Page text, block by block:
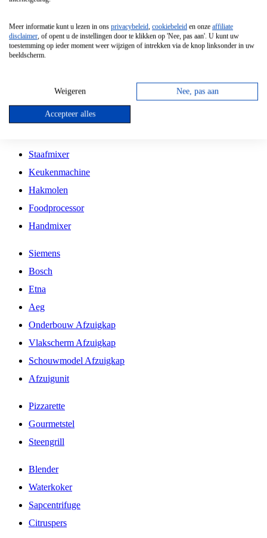
Vrijstaande Magnetron
Vrijstaande Kookplaat
Inbouw Gaskookplaat
Inbouw Keramische Kookplaat
Kookplaat Accessoires
Staafmixer
Keukenmachine
Hakmolen
Foodprocessor
Handmixer
Siemens
Bosch
Etna
Aeg
Onderbouw Afzuigkap
Vlakscherm Afzuigkap
Schouwmodel Afzuigkap
Afzuigunit
Pizzarette
Gourmetstel
Steengrill
Blender
Waterkoker
Sapcentrifuge
Citruspers
Meer informatie kunt u lezen in ons privacybeleid, cookiebeleid en onze affiliate
disclaimer, of opent u de instellingen door te klikken op 'Nee, pas aan'. U kunt uw
toestemming op ieder moment weer wijzigen of intrekken via de knop linksonder in uw
beeldscherm.
Weigeren Nee, pas aan
Accepteer alles